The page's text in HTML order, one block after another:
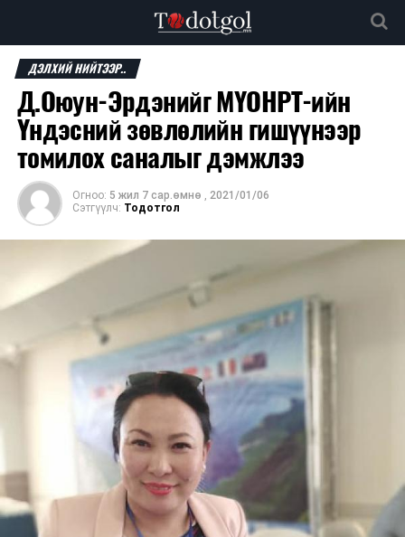
ДЭЛХИЙ НИЙТЭЭР..
Д.Оюун-Эрдэнийг МҮОНРТ-ийн
Yндэсний зөвлөлийн гишүүнээр
томилох саналыг дэмжлээ
Огноо: 5 жил 7 сар.өмнө , 2021/01/06
Сэтгүүлч: Тодотгол